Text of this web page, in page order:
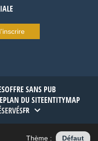
OFFRE SANS PUB
PLAN DU SITEENTITYMAP
FR
Thème : Défaut